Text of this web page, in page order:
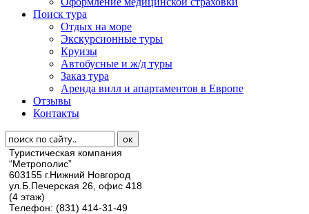
Поиск тура
Отдых на море
Экскурсионные туры
Круизы
Автобусные и ж/д туры
Заказ тура
Аренда вилл и апартаментов в Европе
Отзывы
Контакты
Туристическая компания
“Метрополис”
603155 г.Нижний Новгород
ул.Б.Печерская 26, офис 418
(4 этаж)
Телефон: (831) 414-31-49